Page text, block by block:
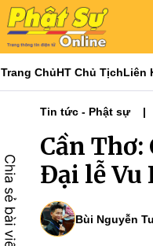
Trang ChủHT Chủ TịchLiên
Tin tức - Phật sự
Cần
Đại lễ Vu
Bùi Nguyễn